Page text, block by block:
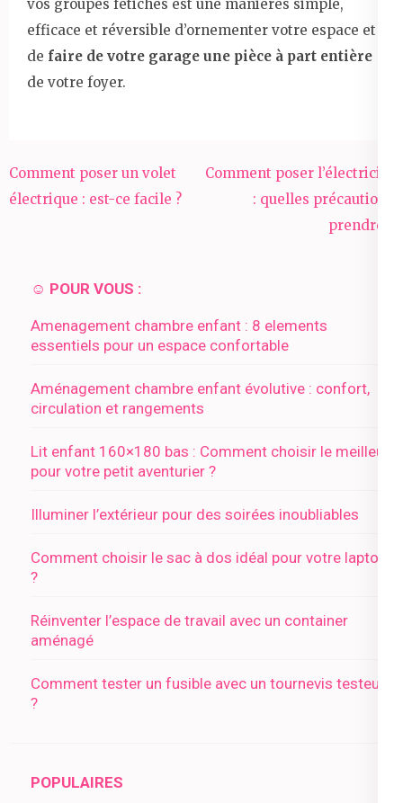
vos groupes fétiches est une manières simple,
efficace et réversible d’ornementer votre espace et
de faire de votre garage une pièce à part entière
de votre foyer.
Navigation
de
Comment poser un volet
électrique : est-ce facile ?
Comment poser l’électricité
: quelles précautions
prendre ?
☺️ POUR VOUS :
Amenagement chambre enfant : 8 elements
essentiels pour un espace confortable
Aménagement chambre enfant évolutive : confort,
circulation et rangements
Lit enfant 160×180 bas : Comment choisir le meilleur
pour votre petit aventurier ?
Illuminer l’extérieur pour des soirées inoubliables
Comment choisir le sac à dos idéal pour votre laptop
?
Réinventer l’espace de travail avec un container
aménagé
Comment tester un fusible avec un tournevis testeur
?
POPULAIRES